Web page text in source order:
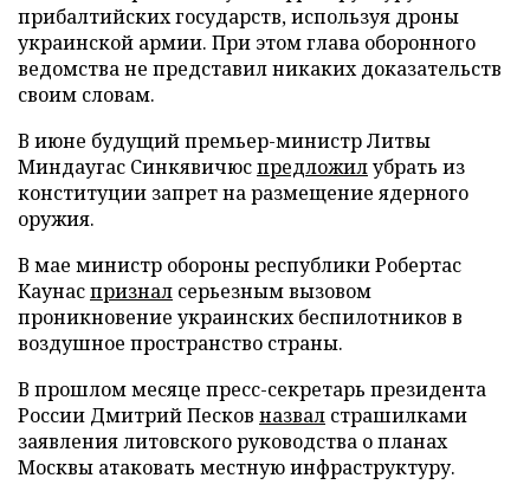
прибалтийских государств, используя дроны
украинской армии. При этом глава оборонного
ведомства не представил никаких доказательств
своим словам.
В июне будущий премьер-министр Литвы
Миндаугас Синкявичюспредложилубрать из
конституции запрет на размещение ядерного
оружия.
В мае министр обороны республики Робертас
Каунаспризнал серьезным вызовом
проникновение украинских беспилотников в
воздушное пространство страны.
В прошлом месяце пресс-секретарь президента
России Дмитрий Песков назвал страшилками
заявления литовского руководства о планах
Москвы атаковать местную инфраструктуру.